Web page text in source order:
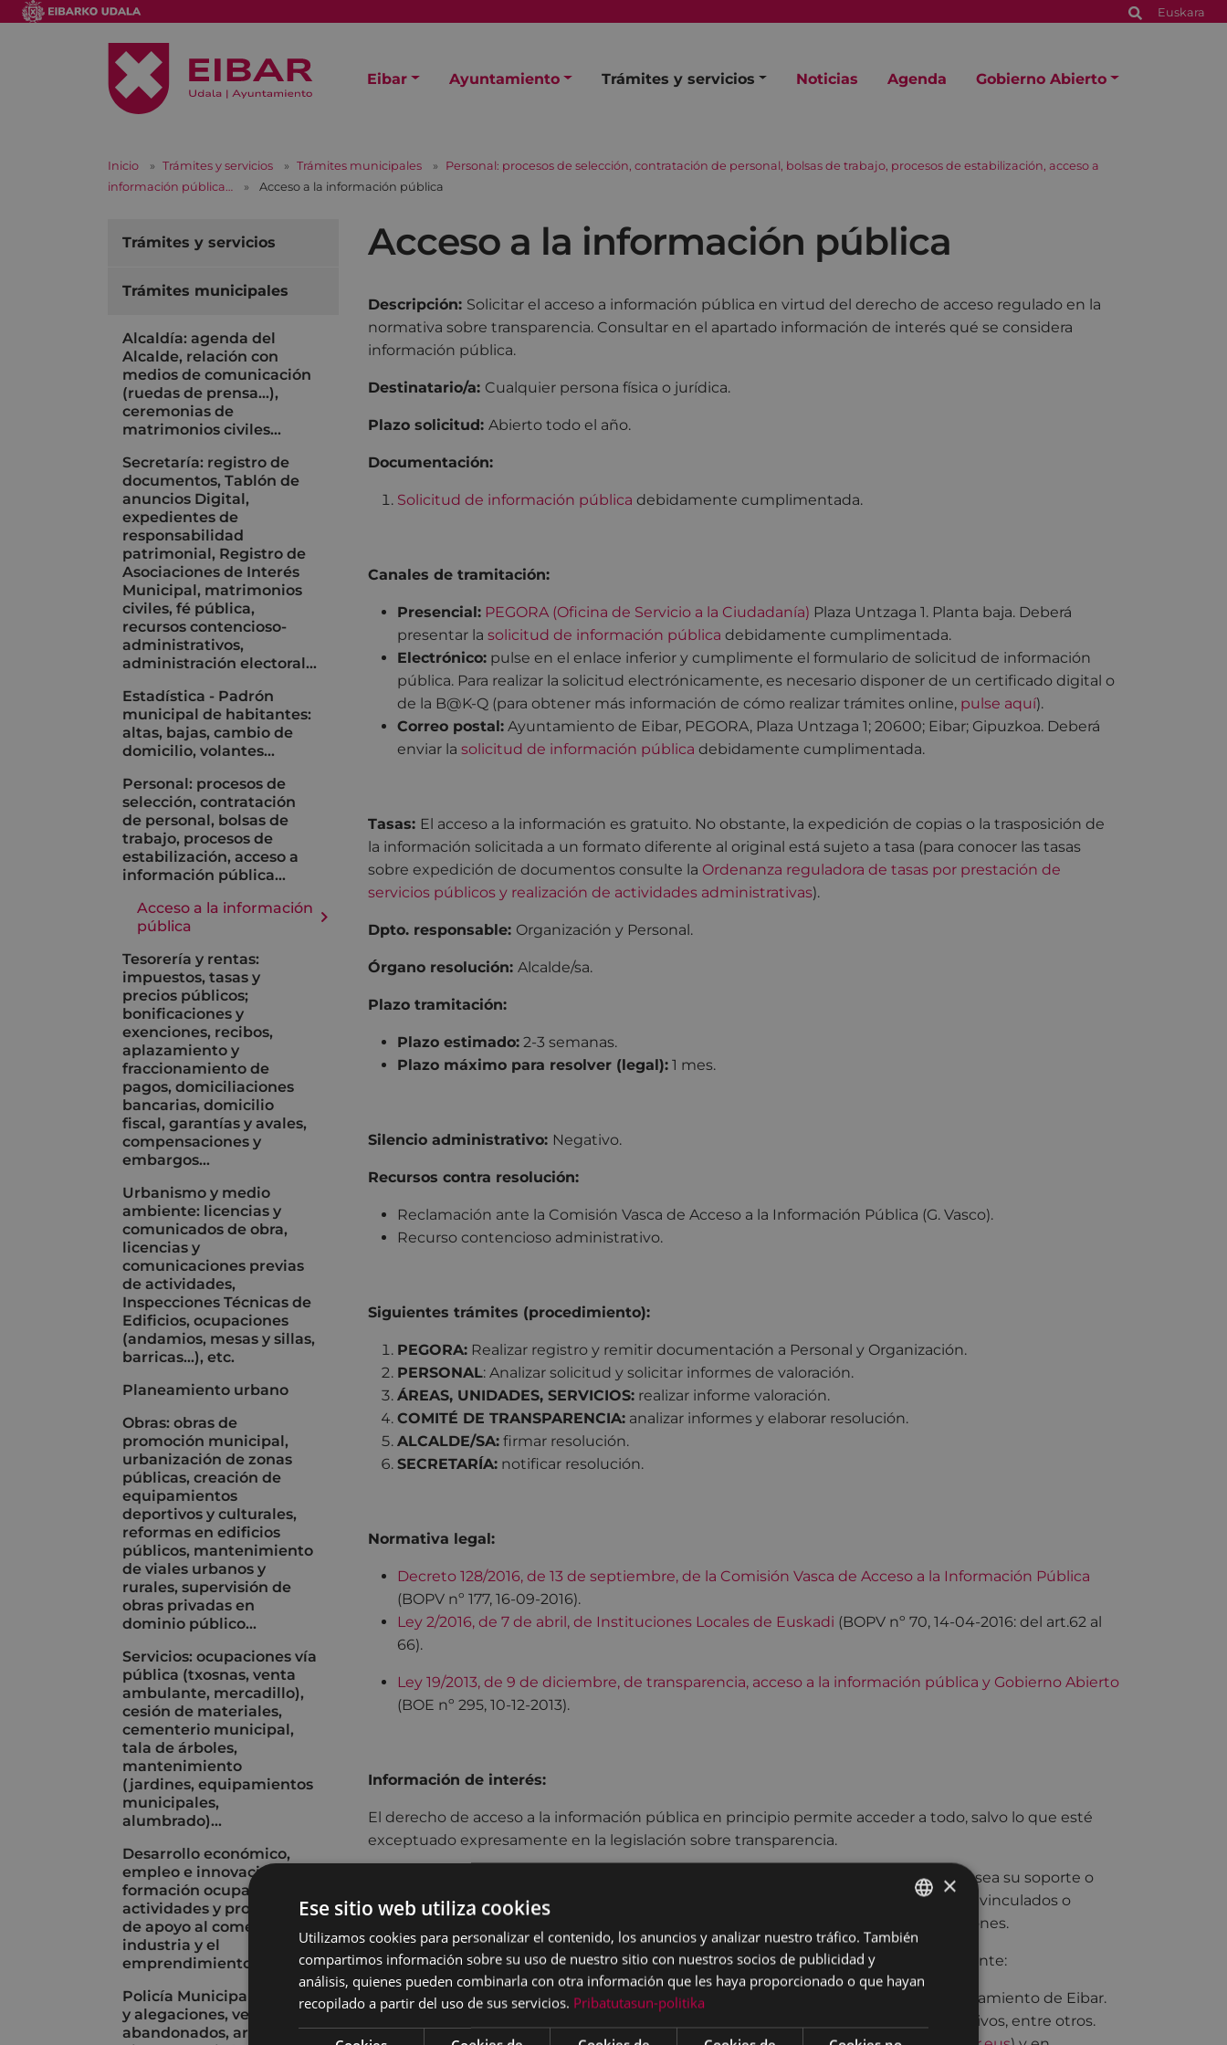
Euskara
Eibar Ayuntamiento Trámites y servicios Noticias Agenda Gobierno Abierto
Inicio Trámites y servicios Trámites municipales
Personal: procesos de selección, contratación de personal, bolsas de trabajo, procesos de estabilización, acceso a
información pública…
Acceso a la información pública
Acceso a la información pública
Descripción: Solicitar el acceso a información pública en virtud del derecho de acceso regulado en la
normativa sobre transparencia. Consultar en el apartado información de interés qué se considera
información pública.
Destinatario/a: Cualquier persona física o jurídica.
Plazo solicitud: Abierto todo el año.
Documentación:
Solicitud de información pública debidamente cumplimentada.
Canales de tramitación:
Presencial: PEGORA (Oficina de Servicio a la Ciudadanía) Plaza Untzaga 1. Planta baja. Deberá
presentar la solicitud de información pública debidamente cumplimentada.
Electrónico: pulse en el enlace inferior y cumplimente el formulario de solicitud de información
pública. Para realizar la solicitud electrónicamente, es necesario disponer de un certificado digital o
de la B@K-Q (para obtener más información de cómo realizar trámites online, pulse aquí).
Correo postal: Ayuntamiento de Eibar, PEGORA, Plaza Untzaga 1; 20600; Eibar; Gipuzkoa. Deberá
enviar la solicitud de información pública debidamente cumplimentada.
Tasas: El acceso a la información es gratuito. No obstante, la expedición de copias o la trasposición de
la información solicitada a un formato diferente al original está sujeto a tasa (para conocer las tasas
sobre expedición de documentos consulte la Ordenanza reguladora de tasas por prestación de
servicios públicos y realización de actividades administrativas).
Dpto. responsable: Organización y Personal.
Órgano resolución: Alcalde/sa.
Plazo tramitación:
Plazo estimado: 2-3 semanas.
Plazo máximo para resolver (legal): 1 mes.
Silencio administrativo: Negativo.
Recursos contra resolución:
Reclamación ante la Comisión Vasca de Acceso a la Información Pública (G. Vasco).
Recurso contencioso administrativo.
Siguientes trámites (procedimiento):
PEGORA: Realizar registro y remitir documentación a Personal y Organización.
PERSONAL: Analizar solicitud y solicitar informes de valoración.
ÁREAS, UNIDADES, SERVICIOS: realizar informe valoración.
COMITÉ DE TRANSPARENCIA: analizar informes y elaborar resolución.
ALCALDE/SA: firmar resolución.
SECRETARÍA: notificar resolución.
Normativa legal:
Decreto 128/2016, de 13 de septiembre, de la Comisión Vasca de Acceso a la Información Pública
(BOPV nº 177, 16-09-2016).
Ley 2/2016, de 7 de abril, de Instituciones Locales de Euskadi (BOPV nº 70, 14-04-2016: del art.62 al
66).
Ley 19/2013, de 9 de diciembre, de transparencia, acceso a la información pública y Gobierno Abierto
(BOE nº 295, 10-12-2013).
Información de interés:
El derecho de acceso a la información pública en principio permite acceder a todo, salvo lo que esté
exceptuado expresamente en la legislación sobre transparencia.
Se entiende por información pública los contenidos o documentos, cualquiera que sea su soporte o
formato, que obren en poder del Ayuntamiento de Eibar y sus organismos públicos vinculados o
dependientes y que hayan sido elaborados o adquiridos en el ejercicio de sus funciones.
A efectos de este derecho de acceso, no consideramos información pública la siguiente:
Información general sobre servicios y procedimientos administrativos del Ayuntamiento de Eibar.
Por ejemplo: horarios de atención, convocatorias, subvenciones, procesos selectivos, entre otros.
Trámites y servicios
Trámites municipales
Alcaldía: agenda del
Alcalde, relación con
medios de comunicación
(ruedas de prensa…),
ceremonias de
matrimonios civiles…
Secretaría: registro de
documentos, Tablón de
anuncios Digital,
expedientes de
responsabilidad
patrimonial, Registro de
Asociaciones de Interés
Municipal, matrimonios
civiles, fé pública,
recursos contencioso-
administrativos,
administración electoral…
Estadística - Padrón
municipal de habitantes:
altas, bajas, cambio de
domicilio, volantes...
Personal: procesos de
selección, contratación
de personal, bolsas de
trabajo, procesos de
estabilización, acceso a
información pública…
Acceso a la información
pública
Tesorería y rentas:
impuestos, tasas y
precios públicos;
bonificaciones y
exenciones, recibos,
aplazamiento y
fraccionamiento de
pagos, domiciliaciones
bancarias, domicilio
fiscal, garantías y avales,
compensaciones y
embargos…
Urbanismo y medio
ambiente: licencias y
comunicados de obra,
licencias y
comunicaciones previas
de actividades,
Inspecciones Técnicas de
Edificios, ocupaciones
(andamios, mesas y sillas,
barricas...), etc.
Planeamiento urbano
Obras: obras de
promoción municipal,
urbanización de zonas
públicas, creación de
equipamientos
deportivos y culturales,
reformas en edificios
públicos, mantenimiento
de viales urbanos y
rurales, supervisión de
obras privadas en
dominio público...
Servicios: ocupaciones vía
pública (txosnas, venta
ambulante, mercadillo),
cesión de materiales,
cementerio municipal,
tala de árboles,
mantenimiento
(jardines, equipamientos
municipales,
alumbrado)...
Desarrollo económico,
empleo e innovación:
formación ocupacional;
actividades y programas
de apoyo al comercio, la
industria y el
emprendimiento...
Policía Municipal: multas
y alegaciones, vehículos
abandonados, armas de
BASQUE
×
Ese sitio web utiliza cookies
Utilizamos cookies para personalizar el contenido, los anuncios y analizar nuestro tráfico. También
compartimos información sobre su uso de nuestro sitio con nuestros socios de publicidad y
análisis, quienes pueden combinarla con otra información que les haya proporcionado o que hayan
recopilado a partir del uso de sus servicios. Pribatutasun-politika